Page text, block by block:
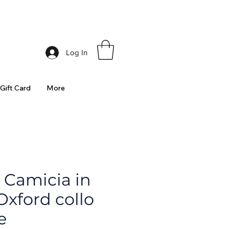
Gift Card More
Log In
in
collo